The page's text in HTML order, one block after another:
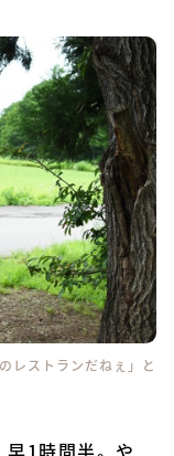
レストランだねぇ」と
1時間半。や